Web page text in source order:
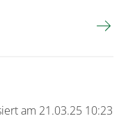
am 21.03.25 10:23